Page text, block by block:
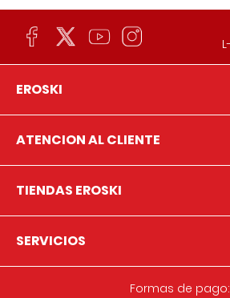
EROSKI
ATENCION AL CLIENTE
TIENDAS EROSKI
SERVICIOS
Formas de pago: